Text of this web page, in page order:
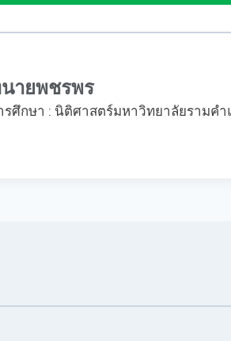
ายพชรพร
รศึกษา : นิติศาสตร์มหาวิทยาลัยรามคำ